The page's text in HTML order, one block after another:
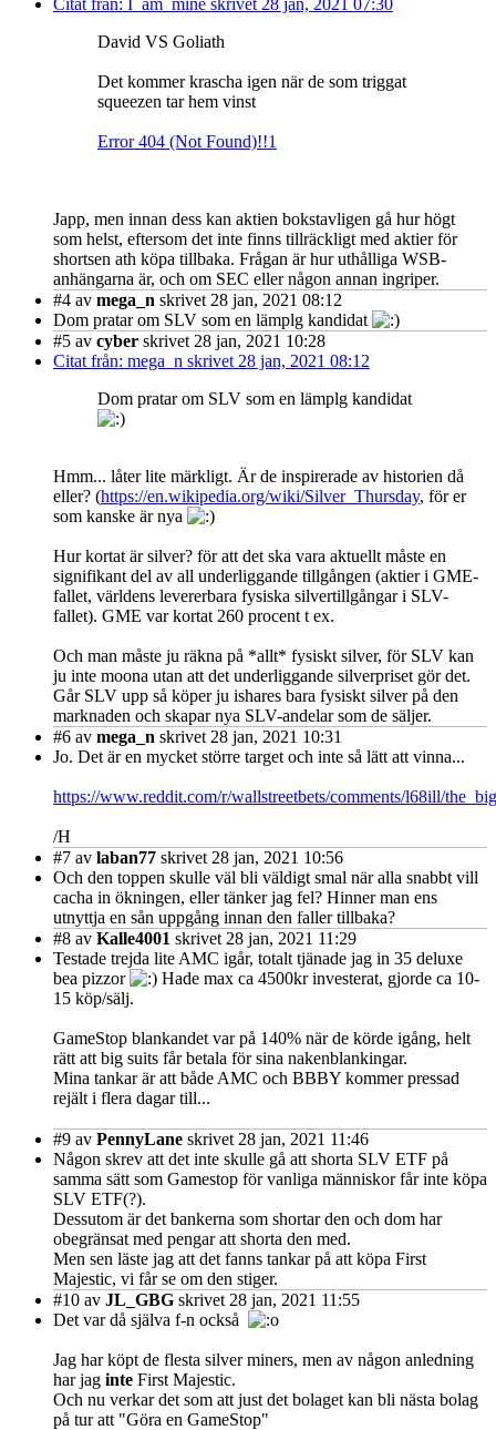
David VS Goliath
Det kommer krascha igen när de som triggat
squeezen tar hem vinst
Error 404 (Not Found)!!1
Japp, men innan dess kan aktien bokstavligen gå hur högt
som helst, eftersom det inte finns tillräckligt med aktier för
shortsen ath köpa tillbaka. Frågan är hur uthålliga WSB-
anhängarna är, och om SEC eller någon annan ingriper.
#4 av mega_n skrivet 28 jan, 2021 08:12
Dom pratar om SLV som en lämplg kandidat
#5 av cyber skrivet 28 jan, 2021 10:28
Citat från: mega_n skrivet 28 jan, 2021 08:12
Dom pratar om SLV som en lämplg kandidat
Hmm... låter lite märkligt. Är de inspirerade av historien då
eller? (https://en.wikipedia.org/wiki/Silver_Thursday, för er
som kanske är nya
Hur kortat är silver? för att det ska vara aktuellt måste en
signifikant del av all underliggande tillgången (aktier i GME-
fallet, världens levererbara fysiska silvertillgångar i SLV-
fallet). GME var kortat 260 procent t ex.
Och man måste ju räkna på *allt* fysiskt silver, för SLV kan
ju inte moona utan att det underliggande silverpriset gör det.
Går SLV upp så köper ju ishares bara fysiskt silver på den
marknaden och skapar nya SLV-andelar som de säljer.
#6 av mega_n skrivet 28 jan, 2021 10:31
Jo. Det är en mycket större target och inte så lätt att vinna...
https://www.reddit.com/r/wallstreetbets/comments/l68ill/
/H
#7 av laban77 skrivet 28 jan, 2021 10:56
Och den toppen skulle väl bli väldigt smal när alla snabbt vill
cacha in ökningen, eller tänker jag fel? Hinner man ens
utnyttja en sån uppgång innan den faller tillbaka?
#8 av Kalle4001 skrivet 28 jan, 2021 11:29
Testade trejda lite AMC igår, totalt tjänade jag in 35 deluxe
bea pizzor
Hade max ca 4500kr investerat, gjorde ca 10-
15 köp/sälj.
GameStop blankandet var på 140% när de körde igång, helt
rätt att big suits får betala för sina nakenblankingar.
Mina tankar är att både AMC och BBBY kommer pressad
rejält i flera dagar till...
#9 av PennyLane skrivet 28 jan, 2021 11:46
Någon skrev att det inte skulle gå att shorta SLV ETF på
samma sätt som Gamestop för vanliga människor får inte köpa
SLV ETF(?).
Dessutom är det bankerna som shortar den och dom har
obegränsat med pengar att shorta den med.
Men sen läste jag att det fanns tankar på att köpa First
Majestic, vi får se om den stiger.
#10 av JL_GBG skrivet 28 jan, 2021 11:55
Det var då själva f-n också
Jag har köpt de flesta silver miners, men av någon anledning
har jag inte First Majestic.
Och nu verkar det som att just det bolaget kan bli nästa bolag
på tur att "Göra en GameStop"